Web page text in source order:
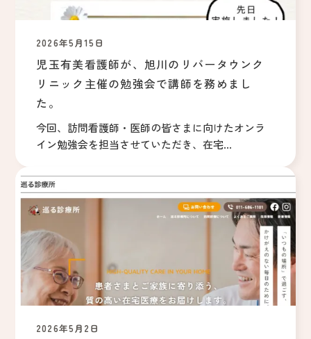
2026年5月15日
児玉有美看護師が、旭川のリバータウンク
リニック主催の勉強会で講師を務めまし
た。
今回、訪問看護師・医師の皆さまに向けたオンラ
イン勉強会を担当させていただき、在宅...
2026年5月2日